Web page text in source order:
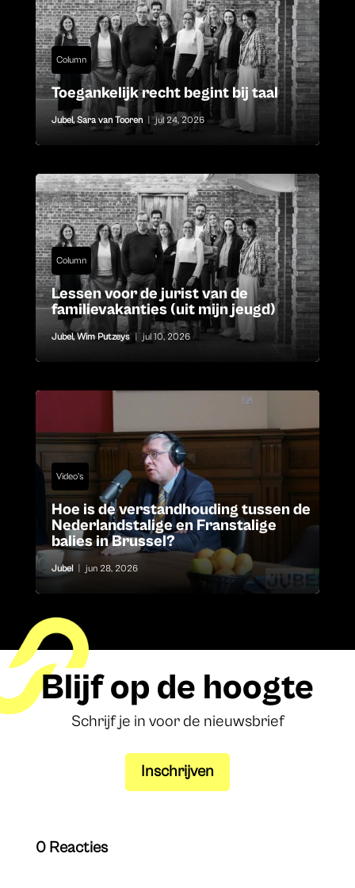
Column
Toegankelijk recht begint bij taal
Jubel,Sara van Tooren | jul 24, 2026
Column
Lessen voor de jurist van de
familievakanties (uit mijn jeugd)
Jubel,Wim Putzeys | jul 10, 2026
Video's
Hoe is de verstandhouding tussen de
Nederlandstalige en Franstalige
balies in Brussel?
Jubel jun 28, 2026
Blijf op de hoogte
Schrijf je in voor de nieuwsbrief
Inschrijven
0 Reacties